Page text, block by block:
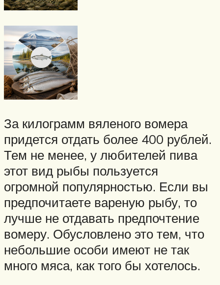
За килограмм вяленого вомера
придется отдать более 400 рублей.
Тем не менее, у любителей пива
этот вид рыбы пользуется
огромной популярностью. Если вы
предпочитаете вареную рыбу, то
лучше не отдавать предпочтение
вомеру. Обусловлено это тем, что
небольшие особи имеют не так
много мяса, как того бы хотелось.